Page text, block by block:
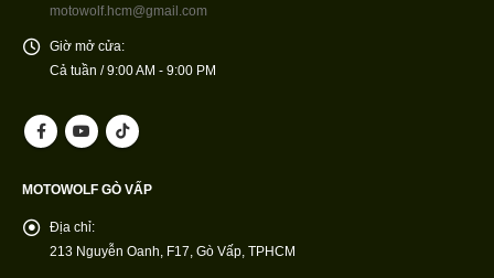
motowolf.hcm@gmail.com
Giờ mở cửa:
Cả tuần / 9:00 AM - 9:00 PM
MOTOWOLF GÒ VẤP
Địa chỉ:
213 Nguyễn Oanh, F17, Gò Vấp, TPHCM